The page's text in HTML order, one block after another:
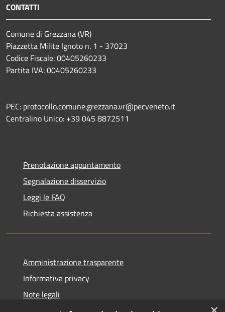
CONTATTI
Comune di Grezzana (VR)
Piazzetta Milite Ignoto n. 1 - 37023
Codice Fiscale: 00405260233
Partita IVA: 00405260233
PEC: protocollo.comune.grezzana.vr@pecveneto.it
Centralino Unico: +39 045 8872511
Prenotazione appuntamento
Segnalazione disservizio
Leggi le FAQ
Richiesta assistenza
Amministrazione trasparente
Informativa privacy
Note legali